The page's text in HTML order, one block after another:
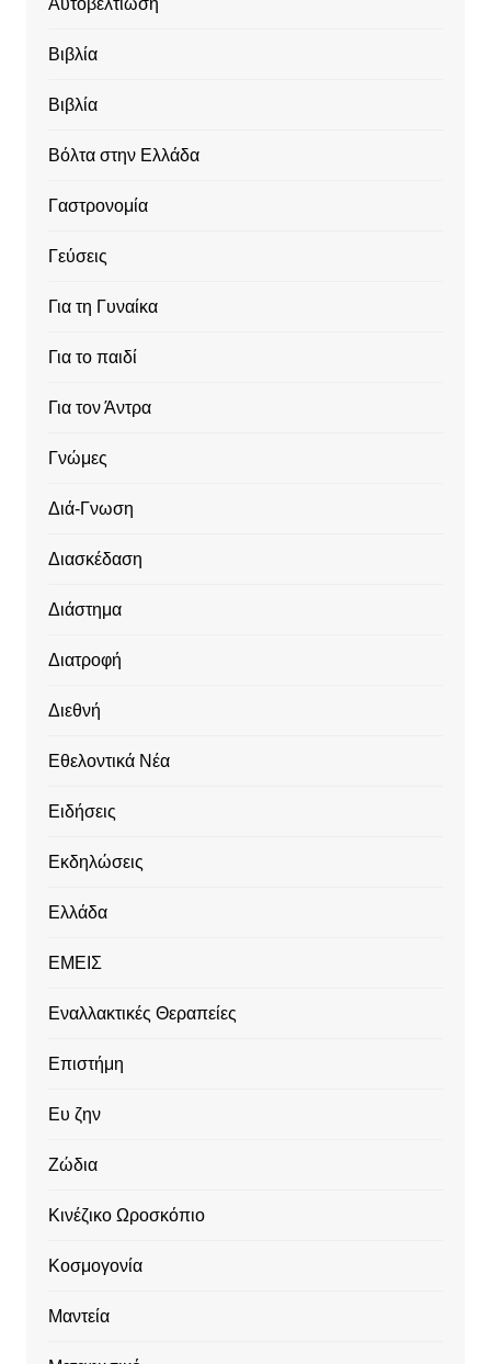
Βιβλία
Βιβλία
Βόλτα στην Ελλάδα
Γαστρονομία
Γεύσεις
Για τη Γυναίκα
Για το παιδί
Για τον Άντρα
Γνώμες
Διά-Γνωση
Διασκέδαση
Διάστημα
Διατροφή
Διεθνή
Εθελοντικά Νέα
Ειδήσεις
Εκδηλώσεις
Ελλάδα
ΕΜΕΙΣ
Εναλλακτικές Θεραπείες
Επιστήμη
Ευ ζην
Ζώδια
Κινέζικο Ωροσκόπιο
Κοσμογονία
Μαντεία